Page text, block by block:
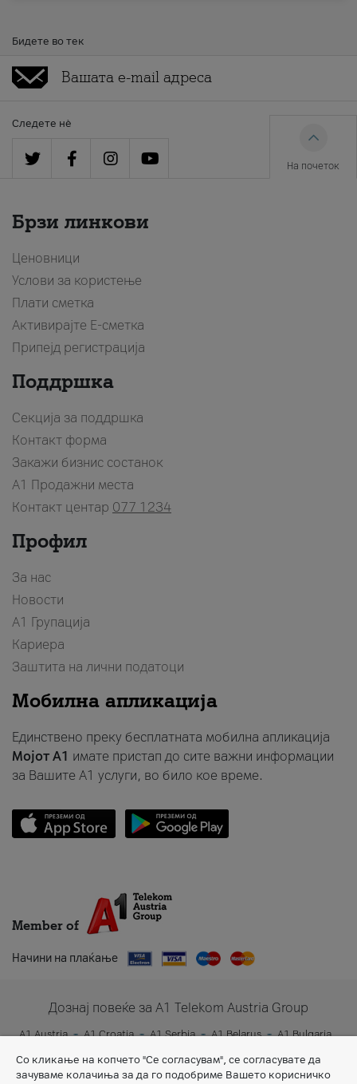
Бидете во тек
Следете нè
На почеток
Брзи линкови
Ценовници
Услови за користење
Плати сметка
Активирајте Е-сметка
Припејд регистрација
Поддршка
Секција за поддршка
Контакт форма
Закажи бизнис состанок
A1 Продажни места
Контакт центар 077 1234
Профил
За нас
Новости
А1 Групација
Кариера
Заштита на лични податоци
Мобилна апликација
Единствено преку бесплатната мобилна апликација
Мојот A1 имате пристап до сите важни информации
за Вашите A1 услуги, во било кое време.
Member of
Начини на плаќање
Дознај повеќе за A1 Telekom Austria Group
A1 Austria A1 Croatia A1 Serbia A1 Belarus
A1 Bulgaria
A1 Slovenia
A1 Digital
Со кликање на копчето "Се согласувам", се согласувате да
зачуваме колачиња за да го подобриме Вашето корисничко